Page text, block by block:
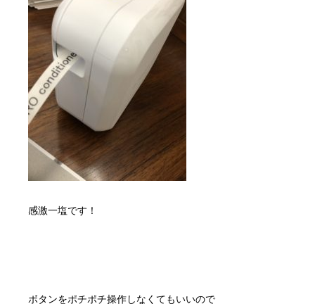
感激一塩です！
ボタンをポチポチ操作しなくてもいいので